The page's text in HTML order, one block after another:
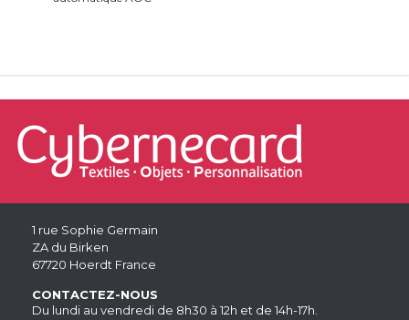
1 rue Sophie Germain
ZA du Birken
67720 Hoerdt France
CONTACTEZ-NOUS
Du lundi au vendredi de 8h30 à 12h et de 14h-17h.